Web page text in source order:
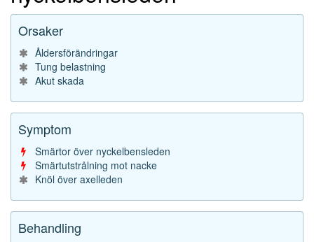
Orsaker
Åldersförändringar
Tung belastning
Akut skada
Symptom
Smärtor över nyckelbensleden
Smärtutstrålning mot nacke
Knöl över axelleden
Behandling